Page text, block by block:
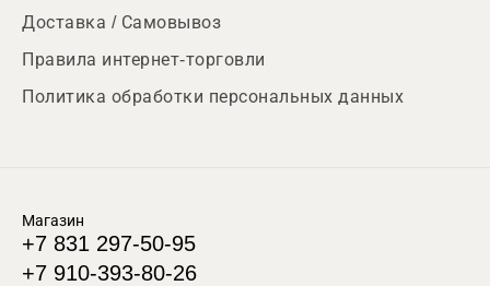
Доставка / Самовывоз
Правила интернет-торговли
Политика обработки персональных данных
Магазин
+7 831 297-50-95
+7 910-393-80-26